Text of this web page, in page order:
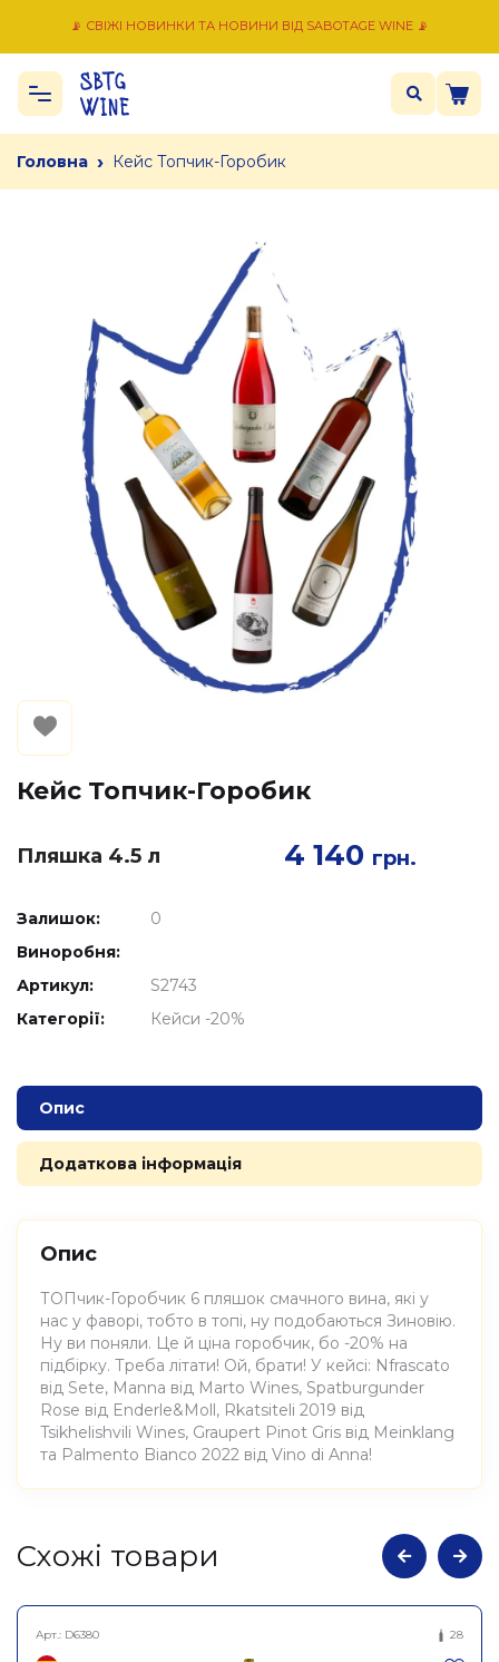
📡 СВІЖІ НОВИНКИ ТА НОВИНИ ВІД SABOTAGE WINE 📡
Головна › Кейс Топчик-Горобик
Кейс Топчик-Горобик
Пляшка 4.5 л 4 140 грн.
Залишок:
0
Виноробня:
Артикул:
S2743
Категорії:
Кейси -20%
Опис
Додаткова інформація
Опис
ТОПчик-Горобчик 6 пляшок смачного вина, які у
нас у фаворі, тобто в топі, ну подобаються Зиновію.
Ну ви поняли. Це й ціна горобчик, бо -20% на
підбірку. Треба літати! Ой, брати! У кейсі: Nfrascato
від Sete, Manna від Marto Wines, Spatburgunder
Rose від Enderle&Moll, Rkatsiteli 2019 від
Tsikhelishvili Wines, Graupert Pinot Gris від Meinklang
та Palmento Bianco 2022 від Vino di Anna!
Атрибути
Cхожі товари
Арт.: D6380 28